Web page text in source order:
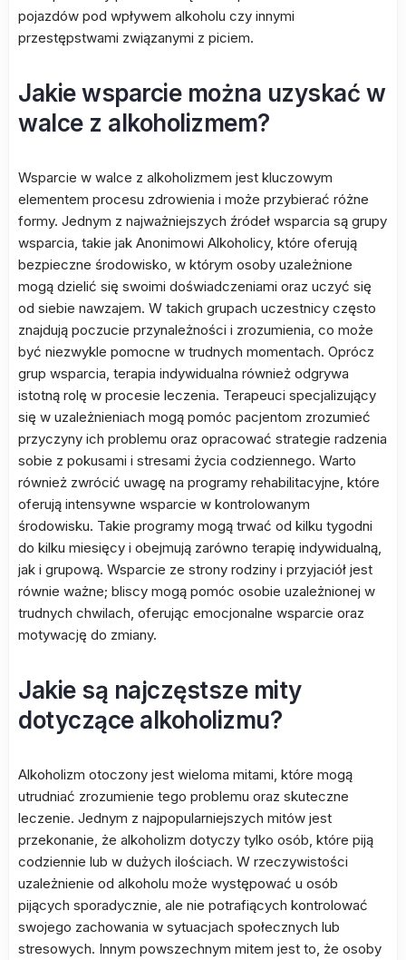
pojazdów pod wpływem alkoholu czy innymi
przestępstwami związanymi z piciem.
Jakie wsparcie można uzyskać w
walce z alkoholizmem?
Wsparcie w walce z alkoholizmem jest kluczowym
elementem procesu zdrowienia i może przybierać różne
formy. Jednym z najważniejszych źródeł wsparcia są grupy
wsparcia, takie jak Anonimowi Alkoholicy, które oferują
bezpieczne środowisko, w którym osoby uzależnione
mogą dzielić się swoimi doświadczeniami oraz uczyć się
od siebie nawzajem. W takich grupach uczestnicy często
znajdują poczucie przynależności i zrozumienia, co może
być niezwykle pomocne w trudnych momentach. Oprócz
grup wsparcia, terapia indywidualna również odgrywa
istotną rolę w procesie leczenia. Terapeuci specjalizujący
się w uzależnieniach mogą pomóc pacjentom zrozumieć
przyczyny ich problemu oraz opracować strategie radzenia
sobie z pokusami i stresami życia codziennego. Warto
również zwrócić uwagę na programy rehabilitacyjne, które
oferują intensywne wsparcie w kontrolowanym
środowisku. Takie programy mogą trwać od kilku tygodni
do kilku miesięcy i obejmują zarówno terapię indywidualną,
jak i grupową. Wsparcie ze strony rodziny i przyjaciół jest
równie ważne; bliscy mogą pomóc osobie uzależnionej w
trudnych chwilach, oferując emocjonalne wsparcie oraz
motywację do zmiany.
Jakie są najczęstsze mity
dotyczące alkoholizmu?
Alkoholizm otoczony jest wieloma mitami, które mogą
utrudniać zrozumienie tego problemu oraz skuteczne
leczenie. Jednym z najpopularniejszych mitów jest
przekonanie, że alkoholizm dotyczy tylko osób, które piją
codziennie lub w dużych ilościach. W rzeczywistości
uzależnienie od alkoholu może występować u osób
pijących sporadycznie, ale nie potrafiących kontrolować
swojego zachowania w sytuacjach społecznych lub
stresowych. Innym powszechnym mitem jest to, że osoby